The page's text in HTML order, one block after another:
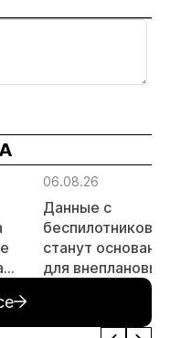
06.08.26
Данные с
беспилотников
станут
для внеплановых